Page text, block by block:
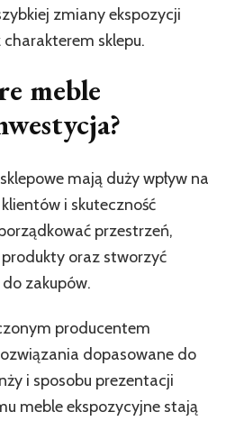
zmiany ekspozycji
sklepu.
meble
mają duży wpływ na
i skuteczność
przestrzeń,
oraz stworzyć
zakupów.
producentem
dopasowane do
i sposobu prezentacji
meble ekspozycyjne stają